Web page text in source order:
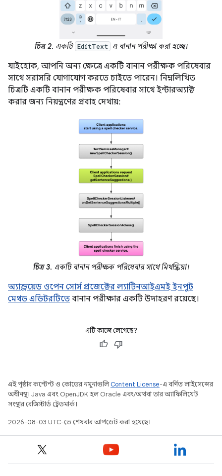
চিত্র 2. একটি EditText এ বানান পরীক্ষা করা হচ্ছে।
যাইহোক, আপনি অন্য ক্ষেত্রে একটি বানান পরীক্ষক পরিষেবার
সাথে সরাসরি যোগাযোগ করতে চাইতে পারেন। নিম্নলিখিত
চিত্রটি একটি বানান পরীক্ষক পরিষেবার সাথে ইন্টারঅ্যাক্ট
করার জন্য নিয়ন্ত্রণের প্রবাহ দেখায়:
চিত্র 3. একটি বানান পরীক্ষক পরিষেবার সাথে মিথস্ক্রিয়া।
অ্যান্ড্রয়েড ওপেন সোর্স প্রজেক্টের ল্যাটিনআইএমই ইনপুট
মেথড এডিটরটিতে বানান পরীক্ষার একটি উদাহরণ রয়েছে।
এটি কাজে লেগেছে?
এই পৃষ্ঠার কন্টেন্ট ও কোডের নমুনাগুলিContent License-এ বর্ণিত লাইসেন্সের
অধীনস্থ। Java এবং OpenJDK হল Oracle এবং/অথবা তার অ্যাফিলিয়েট
সংস্থার রেজিস্টার্ড ট্রেডমার্ক।
2026-08-03 UTC-তে শেষবার আপডেট করা হয়েছে।